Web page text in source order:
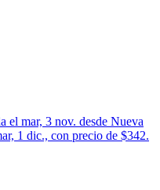
el mar, 3 nov. desde Nueva
1 dic., con precio de $342.